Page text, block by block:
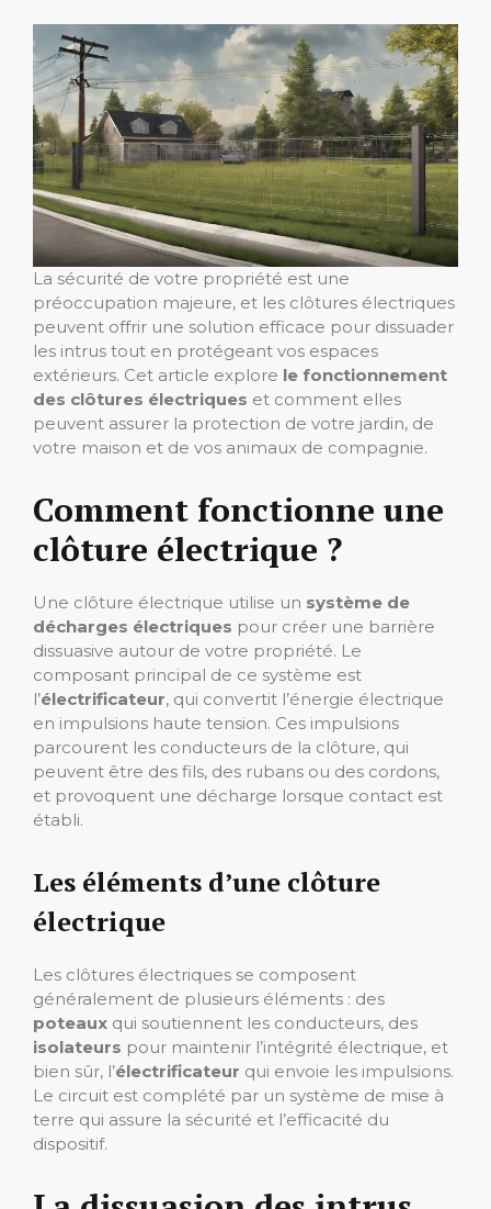
La sécurité de votre propriété est une
préoccupation majeure, et les clôtures électriques
peuvent offrir une solution efficace pour dissuader
les intrus tout en protégeant vos espaces
extérieurs. Cet article explore le fonctionnement
des clôtures électriques et comment elles
peuvent assurer la protection de votre jardin, de
votre maison et de vos animaux de compagnie.
Comment fonctionne une
clôture électrique ?
Une clôture électrique utilise un système de
décharges électriques pour créer une barrière
dissuasive autour de votre propriété. Le
composant principal de ce système est
l’électrificateur, qui convertit l’énergie électrique
en impulsions haute tension. Ces impulsions
parcourent les conducteurs de la clôture, qui
peuvent être des fils, des rubans ou des cordons,
et provoquent une décharge lorsque contact est
établi.
Les éléments d’une clôture
électrique
Les clôtures électriques se composent
généralement de plusieurs éléments : des
poteaux qui soutiennent les conducteurs, des
isolateurs pour maintenir l’intégrité électrique, et
bien sûr, l’électrificateur qui envoie les impulsions.
Le circuit est complété par un système de mise à
terre qui assure la sécurité et l’efficacité du
dispositif.